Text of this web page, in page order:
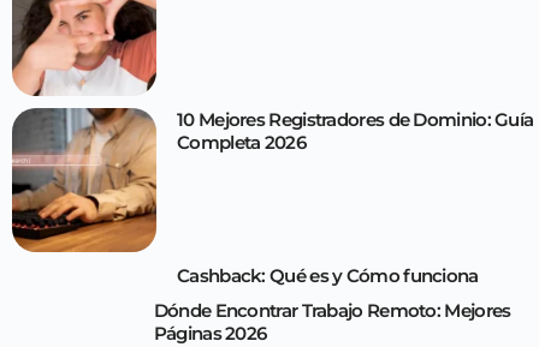
10 Mejores Registradores de Dominio: Guía
Completa 2026
Cashback: Qué es y Cómo funciona
Dónde Encontrar Trabajo Remoto: Mejores
Páginas 2026